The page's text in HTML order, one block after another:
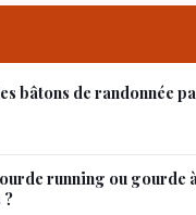
bâtons de randonnée
running ou gourde
?